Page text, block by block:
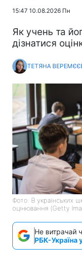
15:47 10.08.2026 Пн
Як учень та
дізнатися
ТЕТЯНА
Фото: В українських
оцінювання (Getty
Не витрачай
РБК-Україна